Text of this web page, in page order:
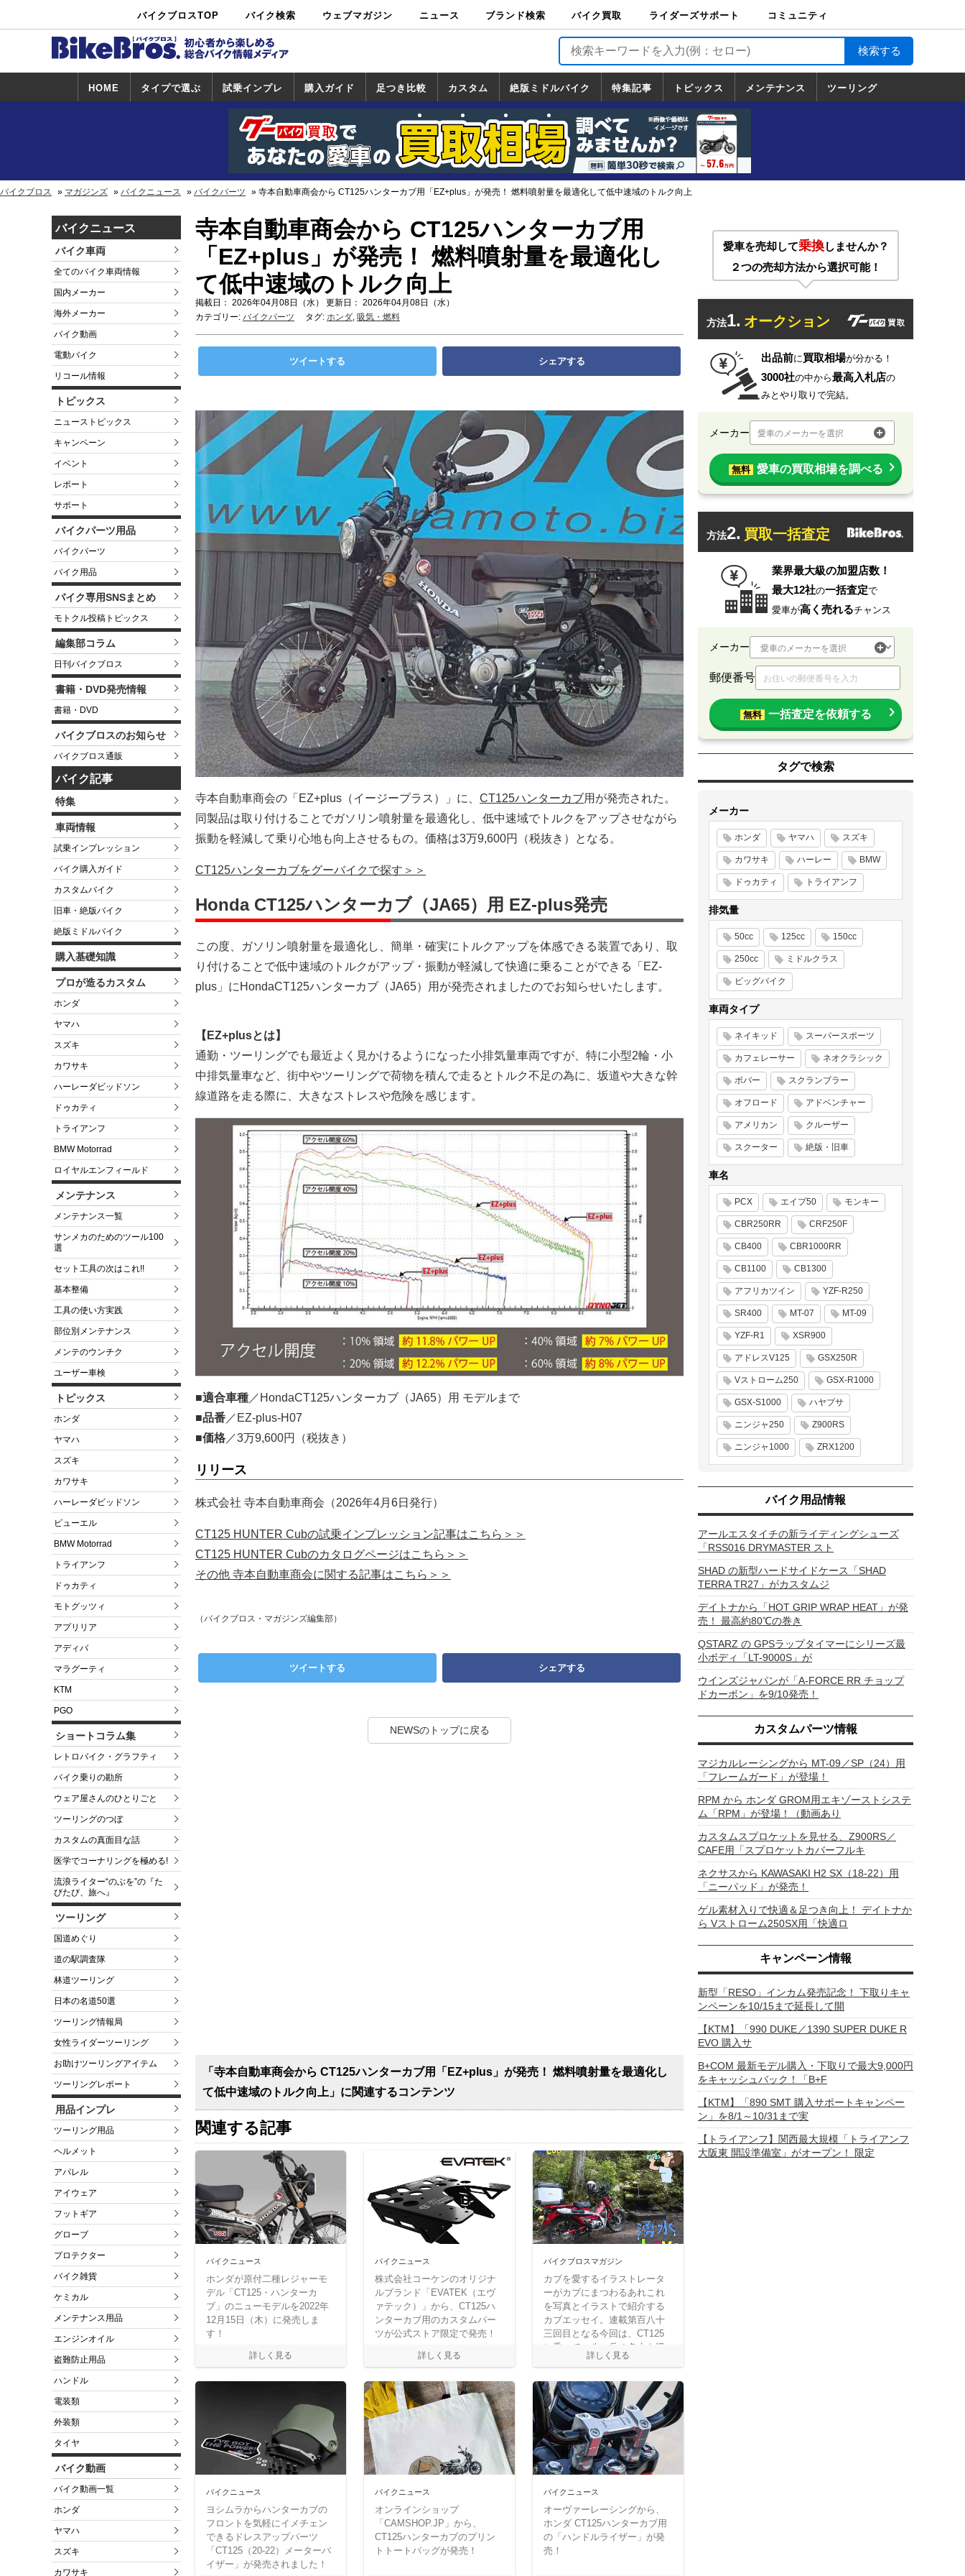
バイクブロスTOP バイク検索
中古バイ
ク・新車検
カタログ検
索
ショップ検
索
ウェブマガジン ニュース ブランド検索 バイク買取
バイク買取
ライダーズサポート
ライダーズサポート
TOP
バイク輸送
バイクガレージライ
フ
バイク車両保険
ロードサービス
バイク試乗
コミュニティ
HOME タイプで選ぶ 試乗インプレ
試乗インプレ
一覧
ホンダ
ヤマハ
スズキ
カワサキ
ハーレー
BMW
トライアンフ
ドゥカティ
購入ガイド
一覧
足つき比較 カスタム
カスタム
一覧
ホンダ
ヤマハ
スズキ
カワサキ
絶版ミドルバイク
絶版ミドルバイク
一覧
ホンダ
ヤマハ
スズキ
カワサキ
特集記事 トピックス
トピックス
一覧
ホンダ
ヤマハ
スズキ
カワサキ
ハーレーダ
ビッドソン
BMW
ドゥカティ
トライアン
フ
メンテナンス ツーリング
道の駅調査隊
ツーリング情報局
日本の道50選
国道めぐり
林道ツーリング
バイクブロス マガジンズ バイクニュース バイクパーツ 寺本自動車商会から CT125ハンターカブ用「EZ+plus」が発売！ 燃料噴射量を最適化して低中速域のトルク向上
バイクニュース
バイク車両
全てのバイク車両情報
国内メーカー
海外メーカー
バイク動画
電動バイク
リコール情報
トピックス
ニューストピックス
キャンペーン
イベント
レポート
サポート
バイクパーツ用品
バイクパーツ
バイク用品
バイク専用SNSまとめ
モトクル投稿トピックス
編集部コラム
日刊バイクブロス
書籍・DVD発売情報
書籍・DVD
バイクブロスのお知らせ
バイクブロス通販
バイク記事
特集
車両情報
試乗インプレッション
バイク購入ガイド
カスタムバイク
旧車・絶版バイク
絶版ミドルバイク
購入基礎知識
プロが造るカスタム
ホンダ
ヤマハ
スズキ
カワサキ
ハーレーダビッドソン
ドゥカティ
トライアンフ
BMW Motorrad
ロイヤルエンフィールド
メンテナンス
メンテナンス一覧
サンメカのためのツール100
選
セット工具の次はこれ!!
基本整備
工具の使い方実践
部位別メンテナンス
メンテのウンチク
ユーザー車検
トピックス
ホンダ
ヤマハ
スズキ
カワサキ
ハーレーダビッドソン
ビューエル
BMW Motorrad
トライアンフ
ドゥカティ
モトグッツィ
アプリリア
アディバ
マラグーティ
KTM
PGO
ショートコラム集
レトロバイク・グラフティ
バイク乗りの勘所
ウェア屋さんのひとりごと
ツーリングのつぼ
カスタムの真面目な話
医学でコーナリングを極める!
流浪ライター“のぶを”の『た
びたび、旅へ』
ツーリング
国道めぐり
道の駅調査隊
林道ツーリング
日本の名道50選
ツーリング情報局
女性ライダーツーリング
お助けツーリングアイテム
ツーリングレポート
用品インプレ
ツーリング用品
ヘルメット
アパレル
アイウェア
フットギア
グローブ
プロテクター
バイク雑貨
ケミカル
メンテナンス用品
エンジンオイル
盗難防止用品
ハンドル
電装類
外装類
タイヤ
バイク動画
バイク動画一覧
ホンダ
ヤマハ
スズキ
カワサキ
寺本自動車商会から CT125ハンターカブ用
「EZ+plus」が発売！ 燃料噴射量を最適化し
て低中速域のトルク向上
掲載日： 2026年04月08日（水） 更新日： 2026年04月08日（水）
カテゴリー: バイクパーツ タグ: ホンダ, 吸気・燃料
ツイートする シェアする
寺本自動車商会の「EZ+plus（イージープラス）」に、 CT125ハンターカブ用が発売された。
同製品は取り付けることでガソリン噴射量を最適化し、低中速域でトルクをアップさせながら
振動を軽減して乗り心地も向上させるもの。価格は3万9,600円（税抜き）となる。
CT125ハンターカブをグーバイクで探す＞＞
Honda CT125ハンターカブ（JA65）用 EZ-plus発売
この度、ガソリン噴射量を最適化し、簡単・確実にトルクアップを体感できる装置であり、取
り付けることで低中速域のトルクがアップ・振動が軽減して快適に乗ることができる「EZ-
plus」にHondaCT125ハンターカブ（JA65）用が発売されましたのでお知らせいたします。
【EZ+plusとは】
通勤・ツーリングでも最近よく見かけるようになった小排気量車両ですが、特に小型2輪・小
中排気量車など、街中やツーリングで荷物を積んで走るとトルク不足の為に、坂道や大きな幹
線道路を走る際に、大きなストレスや危険を感じます。
■適合車種 ／HondaCT125ハンターカブ（JA65）用 モデルまで
■品番 ／EZ-plus-H07
■価格 ／3万9,600円（税抜き）
リリース
株式会社 寺本自動車商会（2026年4月6日発行）
CT125 HUNTER Cubの試乗インプレッション記事はこちら＞＞
CT125 HUNTER Cubのカタログページはこちら＞＞
その他 寺本自動車商会に関する記事はこちら＞＞
（バイクブロス・マガジンズ編集部）
ツイートする シェアする
NEWSのトップに戻る
「寺本自動車商会から CT125ハンターカブ用「EZ+plus」が発売！ 燃料噴射量を最適化し
て低中速域のトルク向上」に関連するコンテンツ
関連する記事
バイクニュース
ホンダが原付二種レジャーモ
デル「CT125・ハンターカ
ブ」のニューモデルを2022年
12月15日（木）に発売しま
す！
バイクニュース
株式会社コーケンのオリジナ
ルブランド「EVATEK（エヴ
ァテック）」から、CT125ハ
ンターカブ用のカスタムパー
ツが公式ストア限定で発売！
バイクブロスマガジン
カブを愛するイラストレータ
ーがカブにまつわるあれこれ
を写真とイラストで紹介する
カブエッセイ。連載第百八十
三回目となる今回は、CT125
に乗って、八ヶ岳の名水を汲
みに行く、というお話です。
バイクニュース
ヨシムラからハンターカブの
フロントを気軽にイメチェン
できるドレスアップパーツ
「CT125（20-22）メーターバ
イザー」が発売されました！
バイクニュース
オンラインショップ
「CAMSHOP.JP」から、
CT125ハンターカブのプリン
トトートバッグが発売！
バイクニュース
オーヴァーレーシングから、
ホンダ CT125ハンターカブ用
の「ハンドルライザー」が発
売！
愛車を売却して乗換しませんか？
２つの売却方法から選択可能！
方法1. オークション
出品前に買取相場が分かる！
3000社の中から最高入札店の
みとやり取りで完結。
メーカー 愛車のメーカーを選択
無料 愛車の買取相場を調べる
方法2. 買取一括査定
業界最大級の加盟店数！
最大12社の一括査定で
愛車が高く売れるチャンス
メーカー
郵便番号
無料 一括査定を依頼する
タグで検索
メーカー
ホンダ ヤマハ スズキ
カワサキ ハーレー BMW
ドゥカティ トライアンフ
排気量
50cc 125cc 150cc
250cc ミドルクラス
ビッグバイク
車両タイプ
ネイキッド スーパースポーツ
カフェレーサー ネオクラシック
ボバー スクランブラー
オフロード アドベンチャー
アメリカン クルーザー
スクーター 絶版・旧車
車名
PCX エイプ50 モンキー
CBR250RR CRF250F
CB400 CBR1000RR
CB1100 CB1300
アフリカツイン YZF-R250
SR400 MT-07 MT-09
YZF-R1 XSR900
アドレスV125 GSX250R
Vストローム250 GSX-R1000
GSX-S1000 ハヤブサ
ニンジャ250 Z900RS
ニンジャ1000 ZRX1200
バイク用品情報
アールエスタイチの新ライディングシューズ
「RSS016 DRYMASTER スト
SHAD の新型ハードサイドケース「SHAD
TERRA TR27」がカスタムジ
デイトナから「HOT GRIP WRAP HEAT」が発
売！ 最高約80℃の巻き
QSTARZ の GPSラップタイマーにシリーズ最
小ボディ「LT-9000S」が
ウインズジャパンが「A-FORCE RR チョップ
ドカーボン」を9/10発売！
カスタムパーツ情報
マジカルレーシングから MT-09／SP（24）用
「フレームガード」が登場！
RPM から ホンダ GROM用エキゾーストシステ
ム「RPM」が登場！（動画あり
カスタムスプロケットを見せる、Z900RS／
CAFE用「スプロケットカバーフルキ
ネクサスから KAWASAKI H2 SX（18-22）用
「ニーパッド」が発売！
ゲル素材入りで快適＆足つき向上！ デイトナか
ら Vストローム250SX用「快適ロ
キャンペーン情報
新型「RESO」インカム発売記念！ 下取りキャ
ンペーンを10/15まで延長して開
【KTM】「990 DUKE／1390 SUPER DUKE R
EVO 購入サ
B+COM 最新モデル購入・下取りで最大9,000円
をキャッシュバック！「B+F
【KTM】「890 SMT 購入サポートキャンペー
ン」を8/1～10/31まで実
【トライアンフ】関西最大規模「トライアンフ
大阪東 開設準備室」がオープン！ 限定